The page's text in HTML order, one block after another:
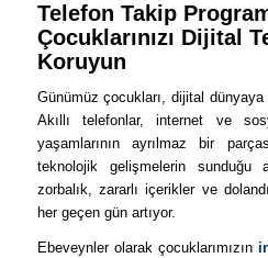
Telefon Takip
Çocuklarınızı Dijital
Koruyun
Günümüz çocukları, dijital
Akıllı telefonlar, internet ve
yaşamlarının ayrılmaz bir
teknolojik gelişmelerin sunduğu
zorbalık, zararlı içerikler ve
her geçen gün artıyor.
Ebeveynler olarak çocuklarımızın